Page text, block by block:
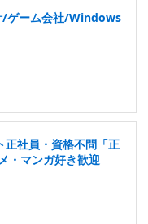
/ゲーム会社/Windows
社員・資格不問「正
・マンガ好き歓迎